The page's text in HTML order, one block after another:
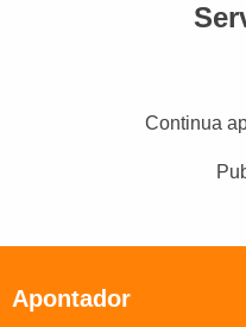
Continua
Apontador